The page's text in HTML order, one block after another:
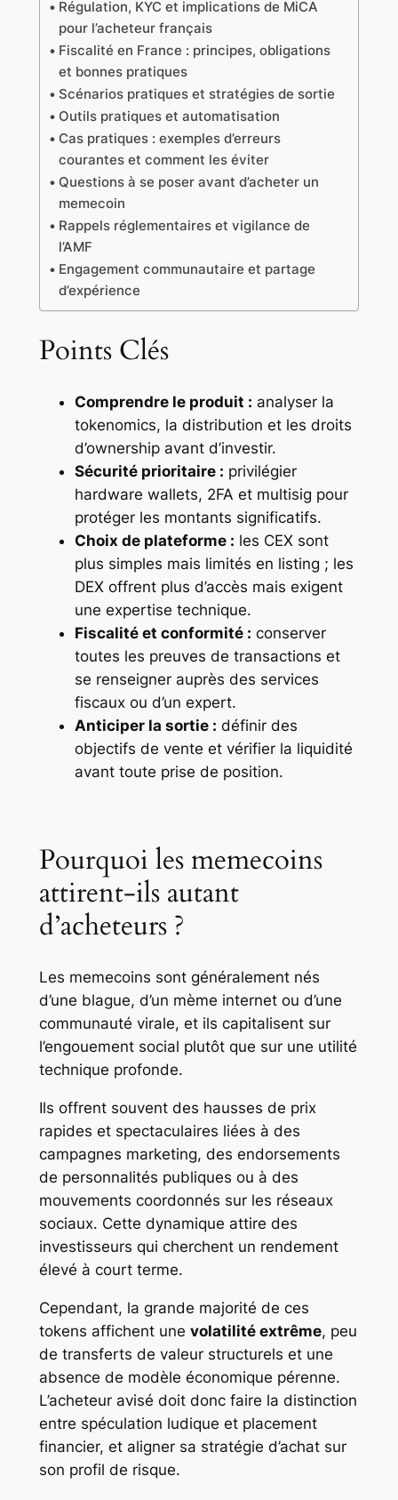
Régulation, KYC et implications de MiCA
pour l’acheteur français
Fiscalité en France : principes, obligations
et bonnes pratiques
Scénarios pratiques et stratégies de sortie
Outils pratiques et automatisation
Cas pratiques : exemples d’erreurs
courantes et comment les éviter
Questions à se poser avant d’acheter un
memecoin
Rappels réglementaires et vigilance de
l’AMF
Engagement communautaire et partage
d’expérience
Points Clés
Comprendre le produit : analyser la
tokenomics, la distribution et les droits
d’ownership avant d’investir.
Sécurité prioritaire : privilégier
hardware wallets, 2FA et multisig pour
protéger les montants significatifs.
Choix de plateforme : les CEX sont
plus simples mais limités en listing ; les
DEX offrent plus d’accès mais exigent
une expertise technique.
Fiscalité et conformité : conserver
toutes les preuves de transactions et
se renseigner auprès des services
fiscaux ou d’un expert.
Anticiper la sortie : définir des
objectifs de vente et vérifier la liquidité
avant toute prise de position.
Pourquoi les memecoins
attirent-ils autant
d’acheteurs ?
Les memecoins sont généralement nés
d’une blague, d’un mème internet ou d’une
communauté virale, et ils capitalisent sur
l’engouement social plutôt que sur une utilité
technique profonde.
Ils offrent souvent des hausses de prix
rapides et spectaculaires liées à des
campagnes marketing, des endorsements
de personnalités publiques ou à des
mouvements coordonnés sur les réseaux
sociaux. Cette dynamique attire des
investisseurs qui cherchent un rendement
élevé à court terme.
Cependant, la grande majorité de ces
tokens affichent une volatilité extrême, peu
de transferts de valeur structurels et une
absence de modèle économique pérenne.
L’acheteur avisé doit donc faire la distinction
entre spéculation ludique et placement
financier, et aligner sa stratégie d’achat sur
son profil de risque.